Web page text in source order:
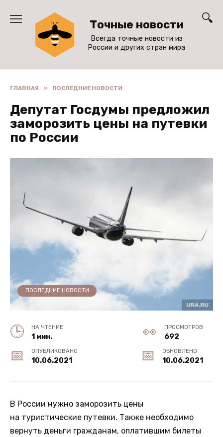
содержанию
Точные новости
Всегда точные новости из
России и других стран мира
ГЛАВНАЯ » ПОСЛЕДНИЕ НОВОСТИ
Депутат Госдумы предложил
заморозить цены на путевки
по России
ПОСЛЕДНИЕ НОВОСТИ
НА ЧТЕНИЕ
1 мин.
ПРОСМОТРОВ
692
ОПУБЛИКОВАНО
10.06.2021
ОБНОВЛЕНО
10.06.2021
В России нужно заморозить цены
на туристические путевки. Также необходимо
вернуть деньги гражданам, оплатившим билеты